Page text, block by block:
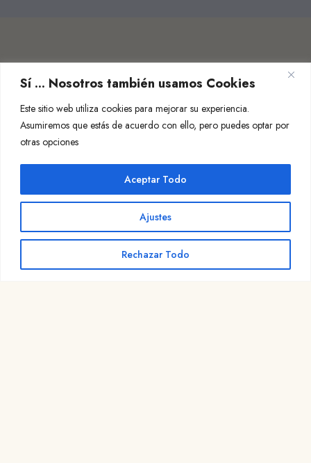
Sí ... Nosotros también usamos Cookies
Este sitio web utiliza cookies para mejorar su experiencia.
Asumiremos que estás de acuerdo con ello, pero puedes optar por
otras opciones
Ajustes
Rechazar Todo
Aceptar Todo